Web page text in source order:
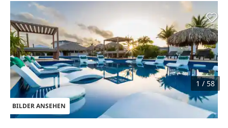
BILDER ANSEHEN
1 / 58